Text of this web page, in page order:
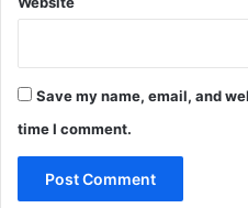
Save my name, email, and
time I comment.